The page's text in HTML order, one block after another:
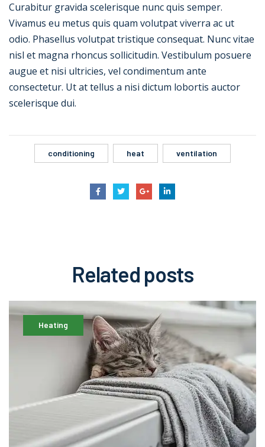
Curabitur gravida scelerisque nunc quis semper.
Vivamus eu metus quis quam volutpat viverra ac ut
odio. Phasellus volutpat tristique consequat. Nunc vitae
nisl et magna rhoncus sollicitudin. Vestibulum posuere
augue et nisi ultricies, vel condimentum ante
consectetur. Ut at tellus a nisi dictum lobortis auctor
scelerisque dui.
conditioning heat ventilation
Related posts
Heating